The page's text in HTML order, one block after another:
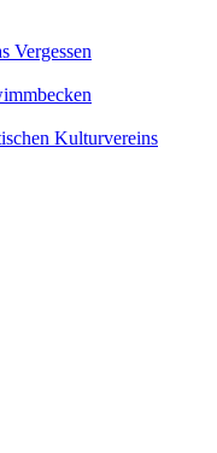
Vergessen
Kulturvereins